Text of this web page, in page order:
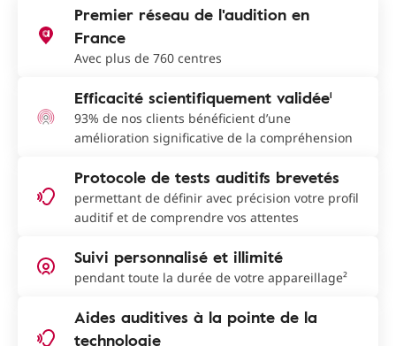
Premier réseau de l'audition en
France
Avec plus de 760 centres
Efficacité scientifiquement validée¹
93% de nos clients bénéficient d’une
amélioration significative de la compréhension
Protocole de tests auditifs brevetés
permettant de définir avec précision votre profil
auditif et de comprendre vos attentes
Suivi personnalisé et illimité
pendant toute la durée de votre appareillage²
Aides auditives à la pointe de la
technologie